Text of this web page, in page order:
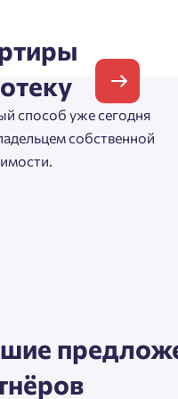
способ уже сегодня
собственной
Email